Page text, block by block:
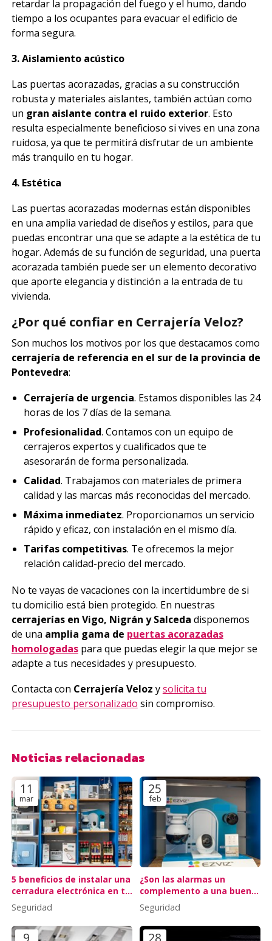
retardar la propagación del fuego y el humo, dando
tiempo a los ocupantes para evacuar el edificio de
forma segura.
3. Aislamiento acústico
Las puertas acorazadas, gracias a su construcción
robusta y materiales aislantes, también actúan como
un gran aislante contra el ruido exterior. Esto
resulta especialmente beneficioso si vives en una zona
ruidosa, ya que te permitirá disfrutar de un ambiente
más tranquilo en tu hogar.
4. Estética
Las puertas acorazadas modernas están disponibles
en una amplia variedad de diseños y estilos, para que
puedas encontrar una que se adapte a la estética de tu
hogar. Además de su función de seguridad, una puerta
acorazada también puede ser un elemento decorativo
que aporte elegancia y distinción a la entrada de tu
vivienda.
¿Por qué confiar en Cerrajería Veloz?
Son muchos los motivos por los que destacamos como
cerrajería de referencia en el sur de la provincia de
Pontevedra:
Cerrajería de urgencia. Estamos disponibles las 24
horas de los 7 días de la semana.
Profesionalidad. Contamos con un equipo de
cerrajeros expertos y cualificados que te
asesorarán de forma personalizada.
Calidad. Trabajamos con materiales de primera
calidad y las marcas más reconocidas del mercado.
Máxima inmediatez. Proporcionamos un servicio
rápido y eficaz, con instalación en el mismo día.
Tarifas competitivas. Te ofrecemos la mejor
relación calidad-precio del mercado.
No te vayas de vacaciones con la incertidumbre de si
tu domicilio está bien protegido. En nuestras
cerrajerías en Vigo, Nigrán y Salceda disponemos
de una amplia gama de puertas acorazadas
homologadaspara que puedas elegir la que mejor se
adapte a tus necesidades y presupuesto.
Contacta con Cerrajería Veloz ysolicita tu
presupuesto personalizado sin compromiso.
Noticias relacionadas
11
mar
5 beneficios de instalar una
cerradura electrónica en tu
piso turístico
Seguridad
25
feb
¿Son las alarmas un
complemento a una buena
cerradura?
Seguridad
9 28